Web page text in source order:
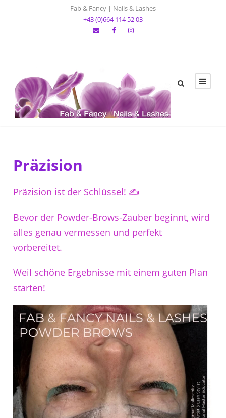
Fab & Fancy | Nails & Lashes
+43 (0)664 114 52 03
Präzision
Präzision ist der Schlüssel! ✍️
Bevor der Powder-Brows-Zauber beginnt, wird
alles genau vermessen und perfekt
vorbereitet.
Weil schöne Ergebnisse mit einem guten Plan
starten!